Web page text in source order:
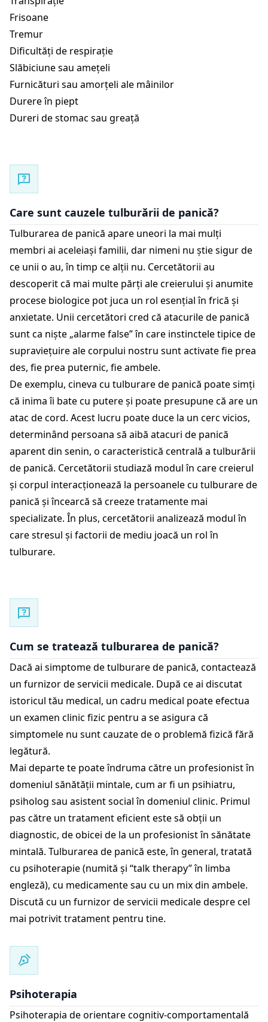
Frisoane
Tremur
Dificultăți de respirație
Slăbiciune sau amețeli
Furnicături sau amorțeli ale mâinilor
Durere în piept
Dureri de stomac sau greață
Care sunt cauzele tulburării de panică?
Tulburarea de panică apare uneori la mai mulți
membri ai aceleiași familii, dar nimeni nu știe sigur de
ce unii o au, în timp ce alții nu. Cercetătorii au
descoperit că mai multe părți ale creierului și anumite
procese biologice pot juca un rol esențial în frică și
anxietate. Unii cercetători cred că atacurile de panică
sunt ca niște „alarme false” în care instinctele tipice de
supraviețuire ale corpului nostru sunt activate fie prea
des, fie prea puternic, fie ambele.
De exemplu, cineva cu tulburare de panică poate simți
că inima îi bate cu putere și poate presupune că are un
atac de cord. Acest lucru poate duce la un cerc vicios,
determinând persoana să aibă atacuri de panică
aparent din senin, o caracteristică centrală a tulburării
de panică. Cercetătorii studiază modul în care creierul
și corpul interacționează la persoanele cu tulburare de
panică și încearcă să creeze tratamente mai
specializate. În plus, cercetătorii analizează modul în
care stresul și factorii de mediu joacă un rol în
tulburare.
Cum se tratează tulburarea de panică?
Dacă ai simptome de tulburare de panică, contactează
un furnizor de servicii medicale. După ce ai discutat
istoricul tău medical, un cadru medical poate efectua
un examen clinic fizic pentru a se asigura că
simptomele nu sunt cauzate de o problemă fizică fără
legătură.
Mai departe te poate îndruma către un profesionist în
domeniul sănătății mintale, cum ar fi un psihiatru,
psiholog sau asistent social în domeniul clinic. Primul
pas către un tratament eficient este să obții un
diagnostic, de obicei de la un profesionist în sănătate
mintală. Tulburarea de panică este, în general, tratată
cu psihoterapie (numită și “talk therapy” în limba
engleză), cu medicamente sau cu un mix din ambele.
Discută cu un furnizor de servicii medicale despre cel
mai potrivit tratament pentru tine.
Psihoterapia
Psihoterapia de orientare cognitiv-comportamentală